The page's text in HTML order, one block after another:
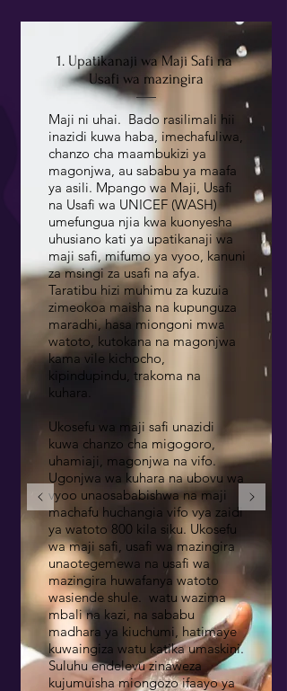
1. Upatikanaji wa Maji Safi na
Usafi wa mazingira
Maji ni uhai. Bado rasilimali hii
inazidi kuwa haba, imechafuliwa,
chanzo cha maambukizi ya
magonjwa, au sababu ya maafa
ya asili. Mpango wa Maji, Usafi
na Usafi wa UNICEF (WASH)
umefungua njia kwa kuonyesha
uhusiano kati ya upatikanaji wa
maji safi, mifumo ya vyoo, kanuni
za msingi za usafi na afya.
Taratibu hizi muhimu za kuzuia
zimeokoa maisha na kupunguza
maradhi, hasa miongoni mwa
watoto, kutokana na magonjwa
kama vile kichocho,
kipindupindu, trakoma na
kuhara.
Ukosefu wa maji safi unazidi
kuwa chanzo cha migogoro,
uhamiaji, magonjwa na vifo.
Ugonjwa wa kuhara na ubovu wa
vyoo unaosababishwa na maji
machafu huchangia vifo vya zaidi
ya watoto 800 kila siku. Ukosefu
wa maji safi, usafi wa mazingira
unaotegemewa na usafi wa
mazingira huwafanya watoto
wasiende shule. watu wazima
mbali na kazi, na sababu
madhara ya kiuchumi, hatimaye
kuwaingiza watu katika umaskini.
Suluhu endelevu zinaweza
kujumuisha miongozo ifaayo ya